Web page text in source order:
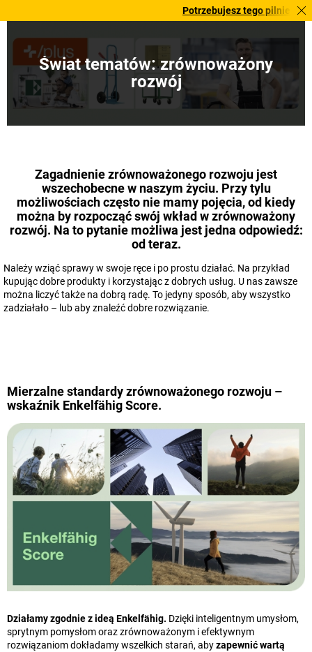
Potrzebujesz tego pilnie? Wybrane
Świat tematów: zrównoważony
rozwój
Zagadnienie zrównoważonego rozwoju jest
wszechobecne w naszym życiu. Przy tylu
możliwościach często nie mamy pojęcia, od kiedy
można by rozpocząć swój wkład w zrównoważony
rozwój. Na to pytanie możliwa jest jedna odpowiedź:
od teraz.
Należy wziąć sprawy w swoje ręce i po prostu działać. Na przykład
kupując dobre produkty i korzystając z dobrych usług. U nas zawsze
można liczyć także na dobrą radę. To jedyny sposób, aby wszystko
zadziałało – lub aby znaleźć dobre rozwiązanie.
Mierzalne standardy zrównoważonego rozwoju –
wskaźnik Enkelfähig Score.
Działamy zgodnie z ideą Enkelfähig. Dzięki inteligentnym umysłom,
sprytnym pomysłom oraz zrównoważonym i efektywnym
rozwiązaniom dokładamy wszelkich starań, abyzapewnić wartą